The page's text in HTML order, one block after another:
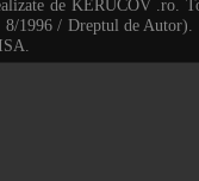
de KERUCOV .ro.
1996 / Dreptul de